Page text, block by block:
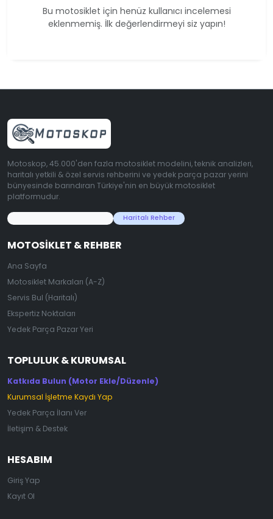
Bu motosiklet için henüz kullanıcı incelemesi
eklenmemiş. İlk değerlendirmeyi siz yapın!
Motoskop, 45.000'den fazla motosiklet modelini, teknik analizleri,
haritalı yetkili & özel servis rehberini ve yedek parça pazar yerini
bünyesinde barındıran Türkiye'nin en büyük motosiklet
platformudur.
Haritalı Rehber
MOTOSIKLET & REHBER
Ana Sayfa
Motosiklet Markaları (A-Z)
Servis Bul (Haritalı)
Ekspertiz Noktaları
Yedek Parça Pazar Yeri
TOPLULUK & KURUMSAL
Katkıda Bulun (Motor Ekle/Düzenle)
Kurumsal İşletme Kaydı Yap
Yedek Parça İlanı Ver
İletişim & Destek
HESABIM
Giriş Yap
Kayıt Ol